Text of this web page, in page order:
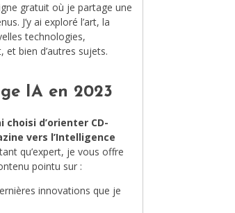
ÉQUILIBRE ET ÉVOLUTION
MIX DU MOIS
gratuit où je partage une
J’y ai exploré l’art, la
technologies,
et bien d’autres sujets.
IA en 2023
choisi d’orienter CD-
vers l’Intelligence
qu’expert, je vous offre
pointu sur :
innovations que je